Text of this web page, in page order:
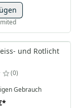
und Rotlicht
0
Gebrauch
*